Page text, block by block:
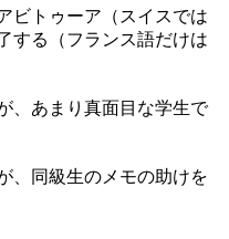
ビトゥーア（スイスでは
する（フランス語だけは
、あまり真面目な学生で
、同級生のメモの助けを